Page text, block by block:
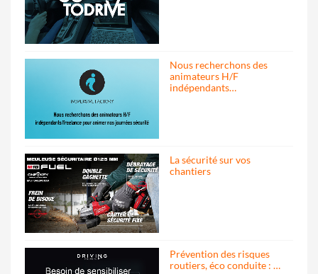
Nous recherchons des
animateurs H/F
indépendants…
La sécurité sur vos
chantiers
Prévention des risques
routiers, éco conduite : …